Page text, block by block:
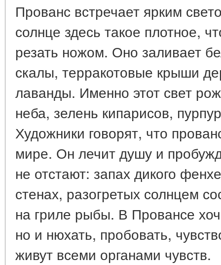
Прованс встречает ярким
солнце здесь такое плотное,
резать ножом. Оно заливает
скалы, терракотовые крыши
лаванды. Именно этот свет
неба, зелень кипарисов,
Художники говорят, что
мире. Он лечит душу и
не отстают: запах дикого
стенах, разогретых солнцем
на гриле рыбы. В Провансе
но и нюхать, пробовать,
живут всеми органами чувств.